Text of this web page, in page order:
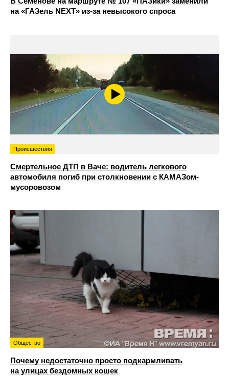
на «ГАЗель NEXT» из‑за невысокого спроса
Происшествия
Смертельное ДТП в Ваче: водитель легкового
автомобиля погиб при столкновении с КАМАЗом-
мусоровозом
Общество
Почему недостаточно просто подкармливать
на улицах бездомных кошек